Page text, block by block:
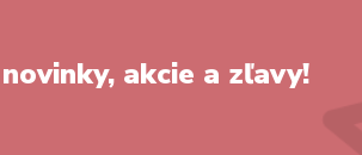
akcie a zľavy!